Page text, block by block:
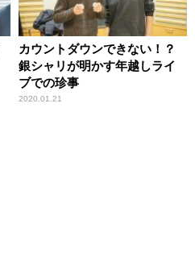
カウントダウンできない！？
銀シャリが明かす年越しライ
ブでの珍事
2020.01.21